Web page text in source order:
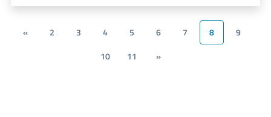
« 2 3 4 5 6 7 8
9
10
11 »